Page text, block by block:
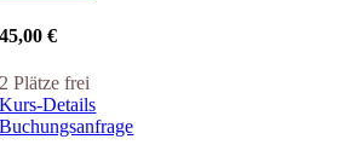
45,00 €
2 Plätze frei
Kurs-Details
Buchungsanfrage